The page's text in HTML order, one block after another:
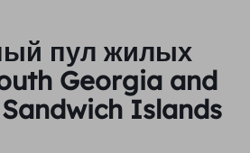
пул жилых
Georgia and
Islands